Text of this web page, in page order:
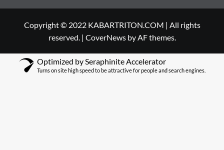
Copyright © 2022 KABARTRITON.COM | All rights
reserved. | CoverNewsby AF themes.
Optimized by Seraphinite Accelerator
Turns on site high speed to be attractive for people and search engines.